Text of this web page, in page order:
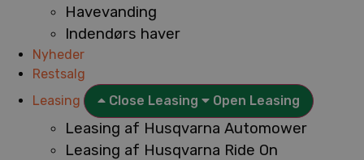
Havevanding
Indendørs haver
Nyheder
Restsalg
Leasing
Close Leasing Open Leasing
Leasing af Husqvarna Automower
Leasing af Husqvarna Ride On